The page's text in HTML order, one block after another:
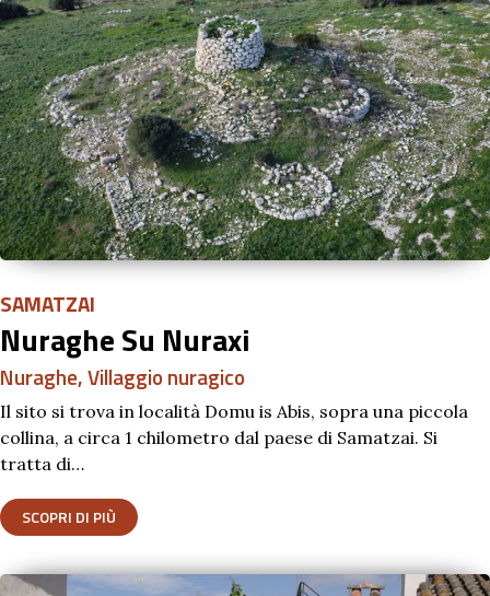
SAMATZAI
Nuraghe Su Nuraxi
Nuraghe,Villaggio nuragico
Il sito si trova in località Domu is Abis, sopra una piccola
collina, a circa 1 chilometro dal paese di Samatzai. Si
tratta di…
SCOPRI DI PIÙ